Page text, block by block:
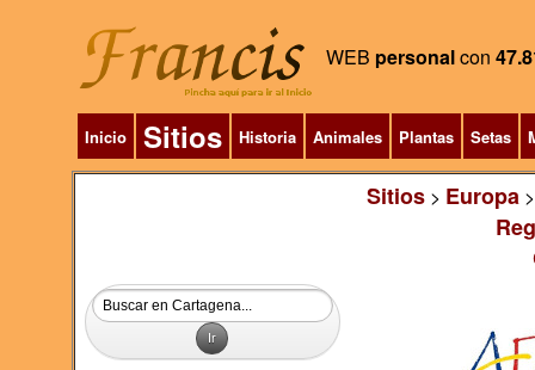
WEB personalcon
Inicio Sitios Historia Animales Plantas Setas
Sitios> Europa